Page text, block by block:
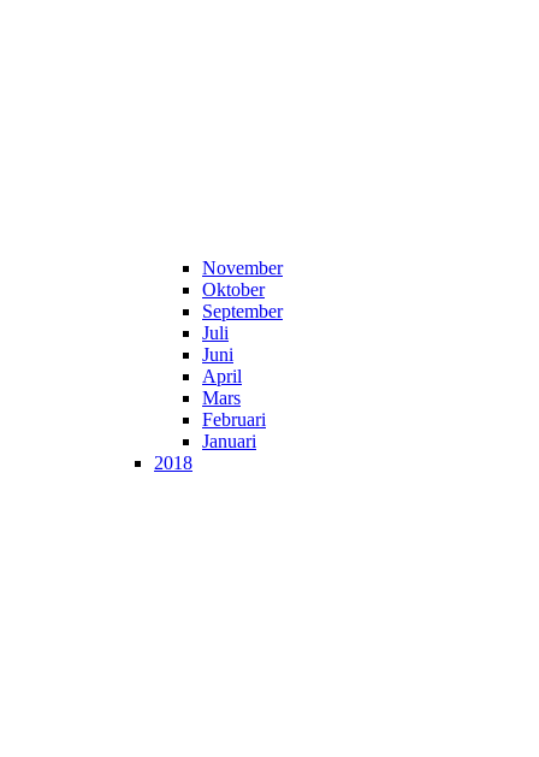
November
Oktober
September
Juli
Juni
April
Mars
Februari
Januari
2018